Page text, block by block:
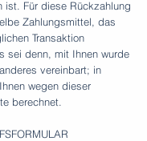
ist. Für diese Rückzahlung
Zahlungsmittel, das
Transaktion
sei denn, mit Ihnen wurde
vereinbart; in
wegen dieser
berechnet.